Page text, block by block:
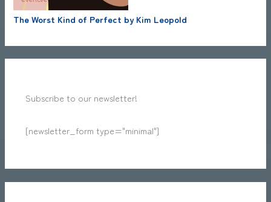
The Worst Kind of Perfect by Kim Leopold
Subscribe to our newsletter!
[newsletter_form type="minimal"]